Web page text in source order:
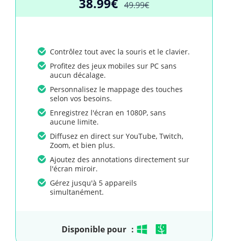
38.99€ 49.99€
Contrôlez tout avec la souris et le clavier.
Profitez des jeux mobiles sur PC sans
aucun décalage.
Personnalisez le mappage des touches
selon vos besoins.
Enregistrez l'écran en 1080P, sans
aucune limite.
Diffusez en direct sur YouTube, Twitch,
Zoom, et bien plus.
Ajoutez des annotations directement sur
l'écran miroir.
Gérez jusqu'à 5 appareils
simultanément.
Disponible pour ：